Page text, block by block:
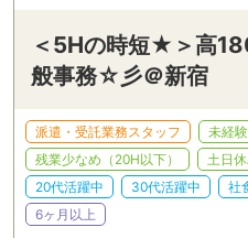
＜5Hの時短★＞高
般事務☆彡＠新宿
派遣・受託業務スタッフ 未経
残業少なめ（20H以下）
土日
20代活躍中
30代活躍中 社
6ヶ月以上